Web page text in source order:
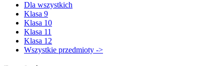
Dla wszystkich
Klasa 9
Klasa 10
Klasa 11
Klasa 12
Wszystkie przedmioty ->